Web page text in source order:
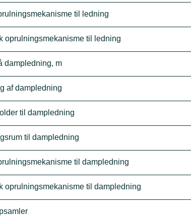
til ledning
oprulningsmekanisme til ledning
dampledning, m
af dampledning
til dampledning
til dampledning
til dampledning
oprulningsmekanisme til dampledning